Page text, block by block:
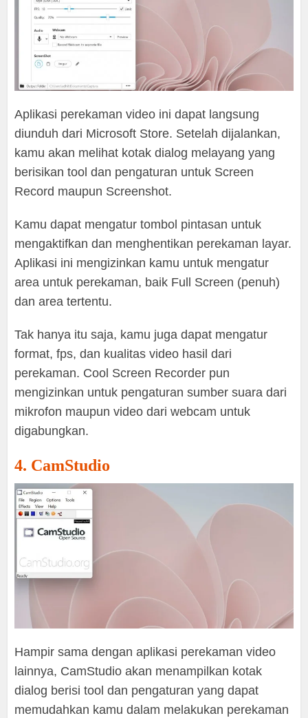
Aplikasi perekaman video ini dapat langsung
diunduh dari Microsoft Store. Setelah dijalankan,
kamu akan melihat kotak dialog melayang yang
berisikan tool dan pengaturan untuk Screen
Record maupun Screenshot.
Kamu dapat mengatur tombol pintasan untuk
mengaktifkan dan menghentikan perekaman layar.
Aplikasi ini mengizinkan kamu untuk mengatur
area untuk perekaman, baik Full Screen (penuh)
dan area tertentu.
Tak hanya itu saja, kamu juga dapat mengatur
format, fps, dan kualitas video hasil dari
perekaman. Cool Screen Recorder pun
mengizinkan untuk pengaturan sumber suara dari
mikrofon maupun video dari webcam untuk
digabungkan.
4. CamStudio
Hampir sama dengan aplikasi perekaman video
lainnya, CamStudio akan menampilkan kotak
dialog berisi tool dan pengaturan yang dapat
memudahkan kamu dalam melakukan perekaman